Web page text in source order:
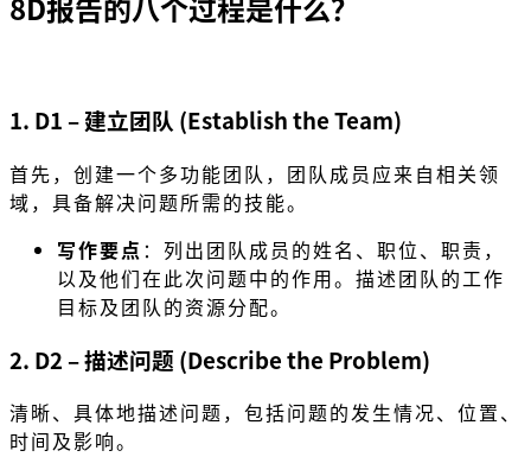
1. D1 – 建立团队 (Establish the Team)
首先，创建一个多功能团队，团队成员应来自相关领
域，具备解决问题所需的技能。
写作要点 ：列出团队成员的姓名、职位、职责，
以及他们在此次问题中的作用。描述团队的工作
目标及团队的资源分配。
2. D2 – 描述问题 (Describe the Problem)
清晰、具体地描述问题，包括问题的发生情况、位置、
时间及影响。